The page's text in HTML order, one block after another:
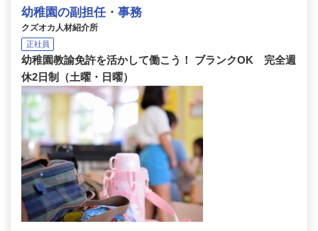
幼稚園の副担任・事務
クズオカ人材紹介所
正社員
幼稚園教諭免許を活かして働こう！ ブランクOK 完全週
休2日制（土曜・日曜）